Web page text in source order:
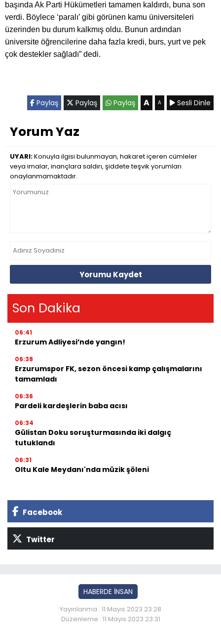
başında Ak Parti Hükümetleri tamamen kaldırdı, buna son
verdi. Böylece ‘paralı’ gibi görünen kamu üniversiteleri
üzerinden bu durum kalkmış oldu. Bunun ardından
üniversite öğrencilerine daha fazla kredi, burs, yurt ve pek
çok destekler sağladı” dedi.
Paylaş Paylaş Paylaş A A Sesli Dinle
Yorum Yaz
UYARI:Konuyla ilgisi bulunmayan, hakaret içeren cümleler
veya imalar, inançlara saldırı, şiddete teşvik yorumları
onaylanmamaktadır.
Yorumu Kaydet
Son Dakika
06:41
Erzurum Adliyesi’nde yangın!
06:38
Erzurumspor FK, sezon öncesi kamp çalışmalarını
tamamladı
06:36
Pardeli kardeşlerin baba acısı
06:34
Gülistan Doku soruşturmasında iki dalgıç
tutuklandı
06:31
Oltu Kale Meydanı'nda müzik şöleni
Facebook
Twitter
HABERDE İNSAN
Yayınlanma : 11 Mayıs 2023 23:28
Düzenleme : 11 Mayıs 2023 23:31